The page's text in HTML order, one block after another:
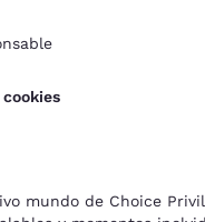
mundo de Choice